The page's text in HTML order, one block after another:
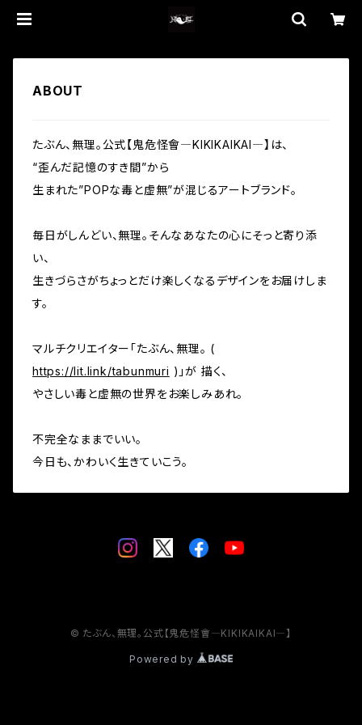
ABOUT
たぶん、無理。公式【鬼危怪會―KIKIKAIKAI―】は、
“歪んだ記憶のすき間”から
生まれた”POPな毒と虚無”が混じるアートブランド。
毎日がしんどい、無理。そんなあなたの心にそっと寄り添
い、
生きづらさがちょっとだけ楽しくなるデザインをお届けしま
す。
マルチクリエイター「たぶん、無理。 (
https://lit.link/tabunmuri )」が 描く、
やさしい毒と虚無の世界をお楽しみあれ。
不完全なままでいい。
今日も、かわいく生きていこう。
© たぶん、無理。公式【鬼危怪會―KIKIKAIKAI―】
Powered by